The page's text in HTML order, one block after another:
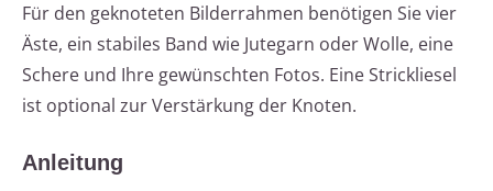
Für den geknoteten Bilderrahmen benötigen Sie vier
Äste, ein stabiles Band wie Jutegarn oder Wolle, eine
Schere und Ihre gewünschten Fotos. Eine Strickliesel
ist optional zur Verstärkung der Knoten.
Anleitung